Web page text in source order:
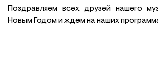
Поздравляем всех друзей нашего
Новым Годом и ждем на наших